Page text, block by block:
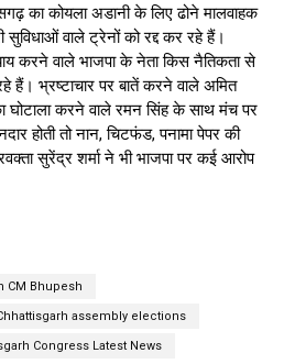
का कोयला अडानी के लिए ढोने मालवाहक
सुविधाओं वाले ट्रेनों को रद्द कर रहे हैं।
करने वाले भाजपा के नेता किस नैतिकता से
हैं। भ्रष्टाचार पर बातें करने वाले अमित
घोटाला करने वाले रमन सिंह के साथ मंच पर
होती तो नान, चिटफंड, पनामा पेपर की
सुरेंद्र शर्मा ने भी भाजपा पर कई आरोप
CM Bhupesh
assembly elections
Congress Latest News